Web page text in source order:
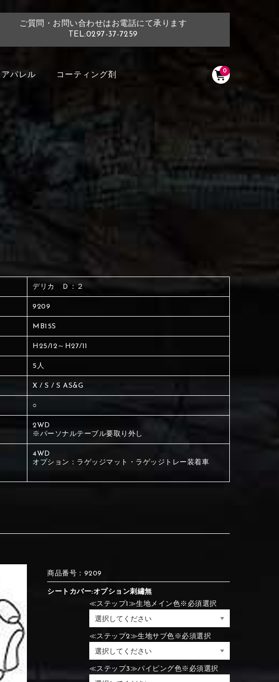
ご質問・お問い合わせはお電話にて承ります
TEL:0297-37-7259
0
アパレル コーティング剤
赤く塗られている場所を選択
ください
⑪Black
赤く塗られている部分にカラ
ー選択ください
⑦Blue ⑧Orange
ください
③Red
⑦Blue ⑧Orange
赤く塗られている場所を選択
ください
刺繍は下記21種類からご選択ください。
③Light gray
⑦Wine-red ⑧Yellow
赤く塗られている場所を選択
ください
③Light gray
⑦Wine-red
デリカ Ｄ：２
9209
MB15S
H25/12～H27/11
5人
X / S / S AS&G
○
2WD
※パーソナルテーブル要取り外し
4WD
オプション：ラゲッジマット・ラゲッジトレー装着車
商品番号：9209
シートカバー:オプション刺繡無
≪ステップ1≫生地メイン色※必須選択
≪ステップ2≫生地サブ色※必須選択
≪ステップ3≫パイピング色※必須選択